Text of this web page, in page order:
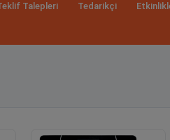
Talepleri Tedarikçi